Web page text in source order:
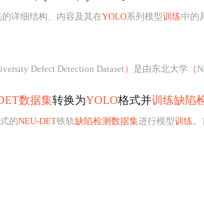
的详细结构、内容及其在YOLO系列模型训练中的具
Defect Detection Dataset） 是由东北大学 （
数据集转换为YOLO格式并训练缺陷
的NEU-DET铁轨缺陷检测数据集进行模型训练